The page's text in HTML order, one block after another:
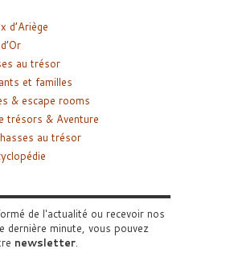
d’Ariège
au trésor
et familles
& escape rooms
trésors & Aventure
au trésor
de l'actualité ou recevoir nos
dernière minute, vous pouvez
newsletter.